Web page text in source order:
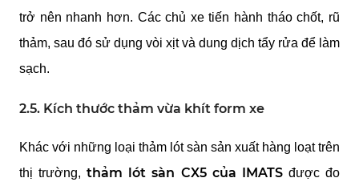
trở nên nhanh hơn. Các chủ xe tiến hành tháo chốt, rũ
thảm, sau đó sử dụng vòi xịt và dung dịch tẩy rửa để làm
sạch.
2.5. Kích thước thảm vừa khít form xe
Khác với những loại thảm lót sàn sản xuất hàng loạt trên
thị trường,thảm lót sàn CX5 của IMATSđược đo